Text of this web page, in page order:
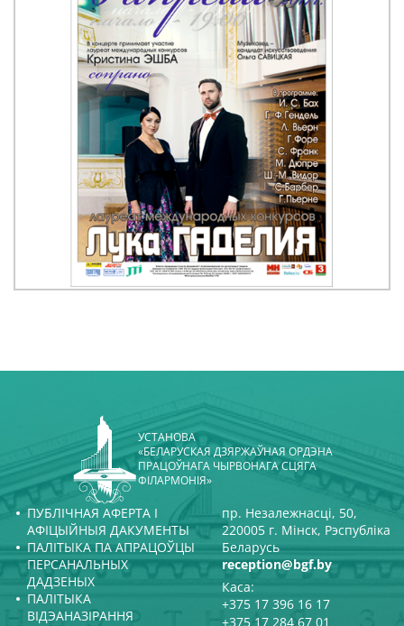
УСТАНОВА
«БЕЛАРУСКАЯ ДЗЯРЖАЎНАЯ ОРДЭНА
ПРАЦОЎНАГА ЧЫРВОНАГА СЦЯГА
ФІЛАРМОНІЯ»
ПУБЛІЧНАЯ АФЕРТА І
АФІЦЫЙНЫЯ ДАКУМЕНТЫ
ПАЛІТЫКА ПА АПРАЦОЎЦЫ
ПЕРСАНАЛЬНЫХ
ДАДЗЕНЫХ
ПАЛІТЫКА
ВІДЭАНАЗІРАННЯ
пр. Незалежнасці, 50,
220005 г. Мінск, Рэспубліка
Беларусь
reception@bgf.by
Каса:
+375 17 396 16 17
+375 17 284 67 01